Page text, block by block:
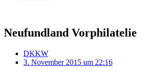
Neufundland Vorphilatelie
DKKW
3. November 2015 um 22:16